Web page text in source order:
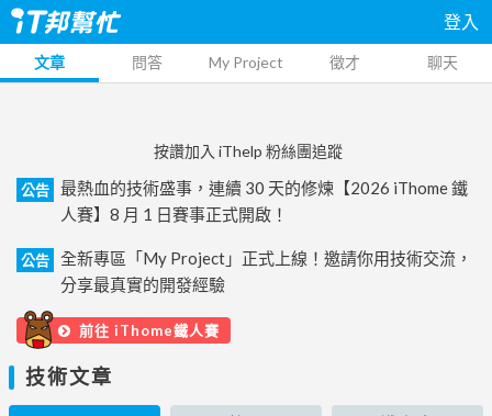
登入
文章 問答 My Project 徵才 聊天
按讚加入 iThelp 粉絲團追蹤
公告
最熱血的技術盛事，連續 30 天的修煉【2026 iThome 鐵
人賽】8 月 1 日賽事正式開啟！
公告
全新專區「My Project」正式上線！邀請你用技術交流，
分享最真實的開發經驗
前往 iThome鐵人賽
技術文章